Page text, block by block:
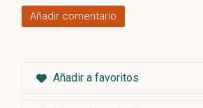
Añadir comentario
Añadir a favoritos